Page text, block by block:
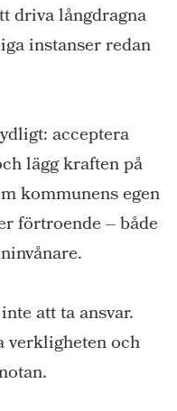
driva långdragna
instanser redan
acceptera
lägg kraften på
kommunens egen
förtroende – både
att ta ansvar.
verkligheten och